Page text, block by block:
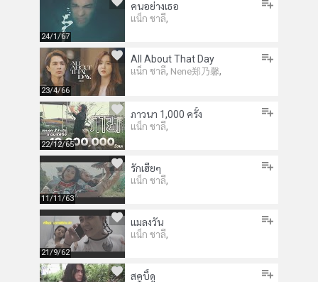
คนอย่างเธอ
แน็ก ชาลี,
24/1/67
All About That Day
แน็ก ชาลี, Nene郑乃馨,
23/4/66
ภาวนา 1,000 ครั้ง
แน็ก ชาลี,
22/12/65
รักเฮียๆ
แน็ก ชาลี,
11/11/63
แมลงวัน
แน็ก ชาลี,
21/9/62
สคูบี้ดู